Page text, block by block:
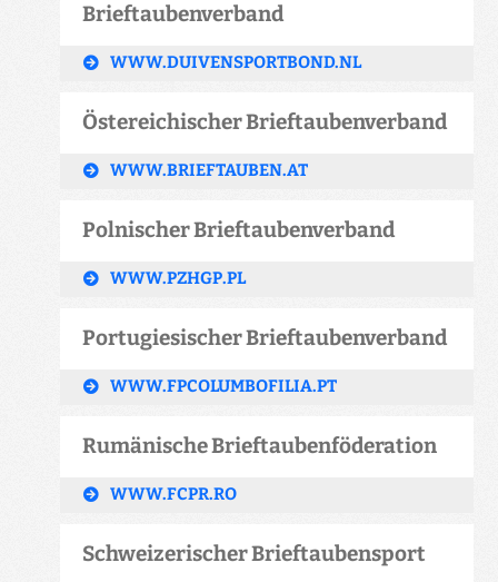
Brieftaubenverband
WWW.DUIVENSPORTBOND.NL
Östereichischer Brieftaubenverband
WWW.BRIEFTAUBEN.AT
Polnischer Brieftaubenverband
WWW.PZHGP.PL
Portugiesischer Brieftaubenverband
WWW.FPCOLUMBOFILIA.PT
Rumänische Brieftaubenföderation
WWW.FCPR.RO
Schweizerischer Brieftaubensport